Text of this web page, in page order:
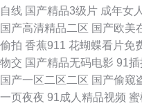
伦 91社区免费 老司机黄色网址
产ts系列 精品91蘑菇 美女极品探
花 AU福利视频导航 AV入口处
自线 国产精品3级片 成年女
国产高清精品二区 国产欧美
偷拍 香蕉911 花蝴蝶看片免
物交 国产精品无码电影 91
国产一区二区二区 国产偷窥
一页夜夜 91成人精品视频 蜜